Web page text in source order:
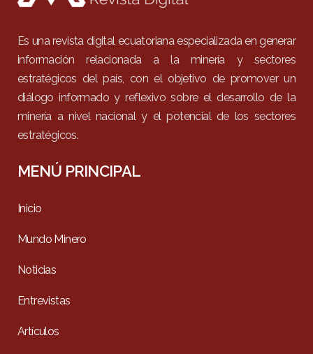
Es una revista digital ecuatoriana especializada en generar
información relacionada a la minería y sectores
estratégicos del país, con el objetivo de promover un
diálogo informado y reflexivo sobre el desarrollo de la
minería a nivel nacional y el potencial de los sectores
estratégicos.
MENÚ PRINCIPAL
Inicio
Mundo Minero
Noticias
Entrevistas
Artículos